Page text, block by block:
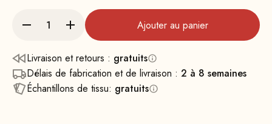
Ajouter au panier
Livraison et retours : gratuits
Délais de fabrication et de livraison : 2 à 8 semaines
Échantillons de tissu: gratuits